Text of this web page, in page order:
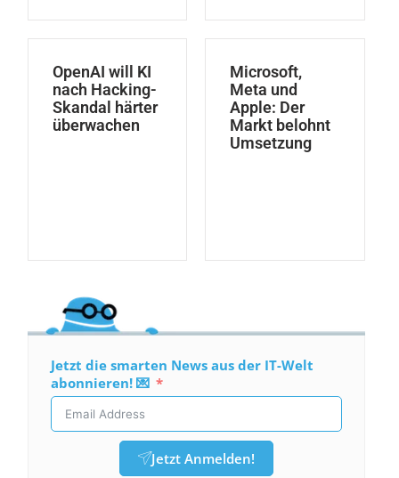
OpenAI will KI
nach Hacking-
Skandal härter
überwachen
Microsoft,
Meta und
Apple: Der
Markt belohnt
Umsetzung
Jetzt die smarten News aus der IT-Welt
abonnieren! 💌
Jetzt Anmelden!